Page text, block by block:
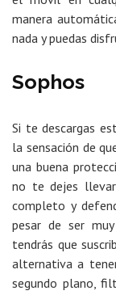
manera
nada y puedas
Sophos
Si te descargas
la sensación de
una buena
no te dejes
completo y
pesar de ser
tendrás que
alternativa a
segundo plano,